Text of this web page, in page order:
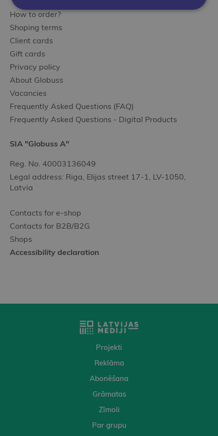
How to order?
Shoping terms
Client cards
Gift cards
Privacy policy
About Globuss
Vacancies
Frequently Asked Questions (FAQ)
Frequently Asked Questions - Digital Products
SIA "Globuss A"
Reg. No. 40003136049
Legal address: Riga, Elijas street 17-1, LV-1050,
Latvia
Contacts for e-shop
Contacts for B2B/B2G
Shops
Accessibility declaration
Projekti
Reklāma
Abonēšana
Grāmatas
Zīmoli
Par grupu